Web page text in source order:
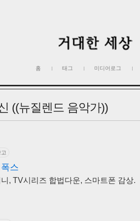
홈 태그 미디어로그
((뉴질렌드 음악가))
고
스
, TV시리즈 합법다운, 스마트폰 감상.